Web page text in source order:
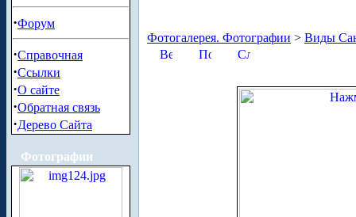
·Форум
·Справочная
·Ссылки
·О сайте
·Обратная связь
·Дерево Сайта
Фотографии
Фотогалерея. Фотографии > Виды